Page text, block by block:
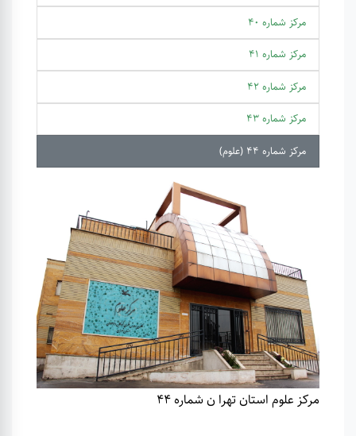
مرکز شماره 40
مرکز شماره 41
مرکز شماره 42
مرکز شماره 43
مرکز شماره 44 (علوم)
مرکز علوم استان تهرا ن شماره 44